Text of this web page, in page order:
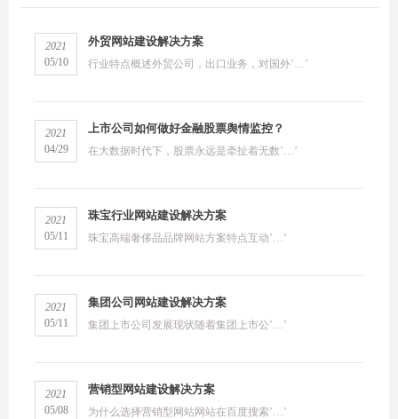
外贸网站建设解决方案
行业特点概述外贸公司，出口业务，对国外’…’
2021
05/10
上市公司如何做好金融股票舆情监控？
在大数据时代下，股票永远是牵扯着无数’…’
2021
04/29
珠宝行业网站建设解决方案
珠宝高端奢侈品品牌网站方案特点互动’…’
2021
05/11
集团公司网站建设解决方案
集团上市公司发展现状随着集团上市公’…’
2021
05/11
营销型网站建设解决方案
为什么选择营销型网站网站在百度搜索’…’
2021
05/08